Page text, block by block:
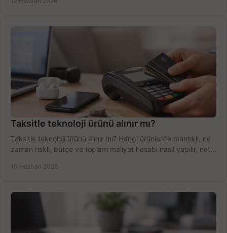
Taksitle teknoloji ürünü alınır mı?
Taksitle teknoloji ürünü alınır mı? Hangi ürünlerde mantıklı, ne
zaman riskli, bütçe ve toplam maliyet hesabı nasıl yapılır, net
10 Haziran 2026